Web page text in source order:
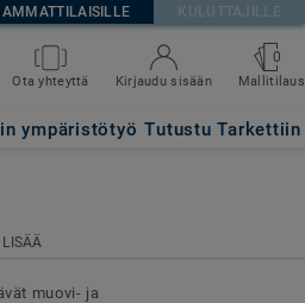
AMMATTILAISILLE KULUTTAJILLE
Ota yhteyttä Kirjaudu sisään
0
Mallitilaus
ympäristötyö Tutustu Tarkettiin
LISÄÄ
muovi- ja